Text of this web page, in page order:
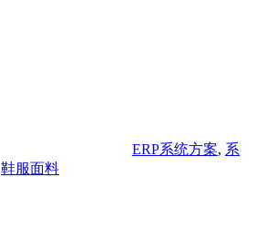
ERP系统方案, 系
鞋服面料